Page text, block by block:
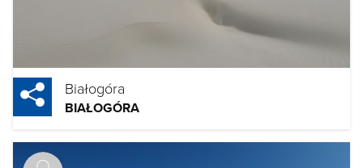
Białogóra
BIAŁOGÓRA